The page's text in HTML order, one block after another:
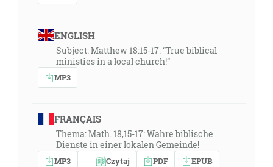
ENGLISH
Subject: Matthew 18:15-17: “True biblical
ministies in a local church!”
MP3
FRANÇAIS
Thema: Math. 18,15-17: Wahre biblische
Dienste in einer lokalen Gemeinde!
MP3 Czytaj PDF EPUB